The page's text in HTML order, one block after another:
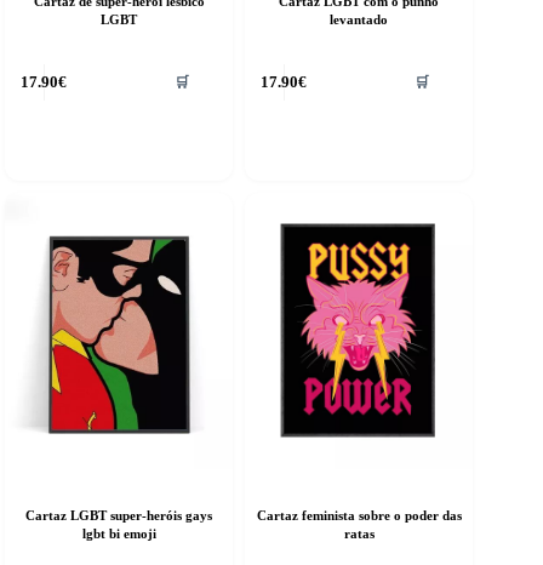
LGBT
17.90€ 🛒
levantado
17.90€ 🛒
Cartaz LGBT super-heróis gays
lgbt bi emoji
Cartaz feminista sobre o poder das
ratas